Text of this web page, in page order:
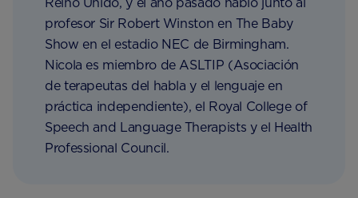
profesor Sir Robert Winston en The Baby
Show en el estadio NEC de Birmingham.
Nicola es miembro de ASLTIP (Asociación
de terapeutas del habla y el lenguaje en
práctica independiente), el Royal College of
Speech and Language Therapists y el Health
Professional Council.